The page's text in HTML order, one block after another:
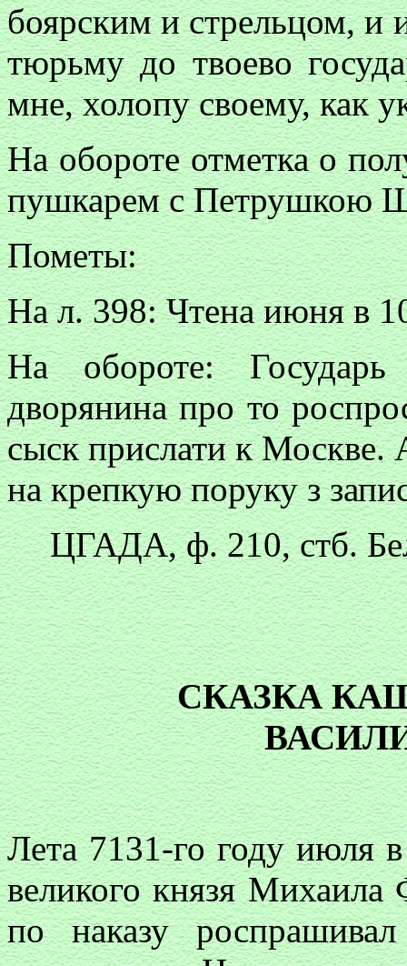
боярским и стрельцом, и
тюрьму до твоево
мне, холопу своему, как
На обороте отметка о
пушкарем с Петрушкою
Пометы:
На л. 398: Чтена июня в
На обороте:
дворянина про то
сыск прислати к Москве.
на крепкую поруку з
ЦГАДА, ф. 210, стб.
СКАЗКА
Лета 7131-го году июля
великого князя Михаила
по наказу